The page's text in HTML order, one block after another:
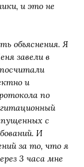
и это не
объяснения. Я
завели в
и
по
с
И
за то, что я
3 часа мне